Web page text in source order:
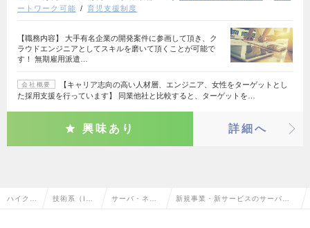
ートワーク可能
育児支援制度
【職務内容】 大手有名企業の開発案件に参画して頂き、ク
ラウドエンジニアとしてスキルを磨いて頂くことが可能で
す！ 無期雇用派遣…
会社概要
【キャリア志向の高い人材層、エンジニア、女性をターゲットとし
た採用支援を行っています】 同業他社と比較すると、ターゲットを…
興味あり 詳細へ
ハイクラ 技術系（I サーバ・ネッ 新規事業・新サービスのサーバ・